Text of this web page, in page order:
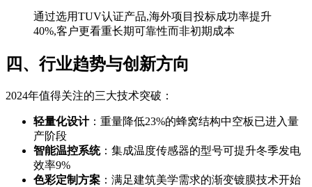
通过选用TUV认证产品,海外项目投标成功率提升
40%,客户更看重长期可靠性而非初期成本
四、行业趋势与创新方向
2024年值得关注的三大技术突破：
轻量化设计：重量降低23%的蜂窝结构中空板已进入量
产阶段
智能温控系统：集成温度传感器的型号可提升冬季发电
效率9%
色彩定制方案 ：满足建筑美学需求的渐变镀膜技术开始